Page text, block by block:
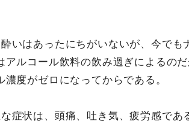
いはあったにちがいないが、今でも
アルコール飲料の飲み過ぎによるの
濃度がゼロになってからである。
症状は、頭痛、吐き気、疲労感であ